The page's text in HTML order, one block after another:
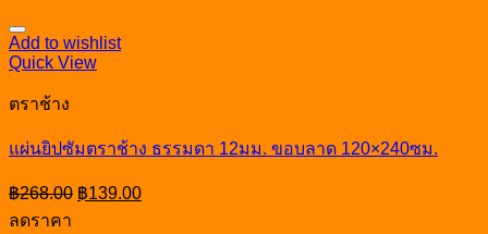
Add to wishlist
Quick View
ตราช้าง
แผ่นยิปซัมตราช้าง ธรรมดา 12มม. ขอบลาด 120×240ซม.
฿268.00 Original
price
฿139.00Current
price
ลดราคา